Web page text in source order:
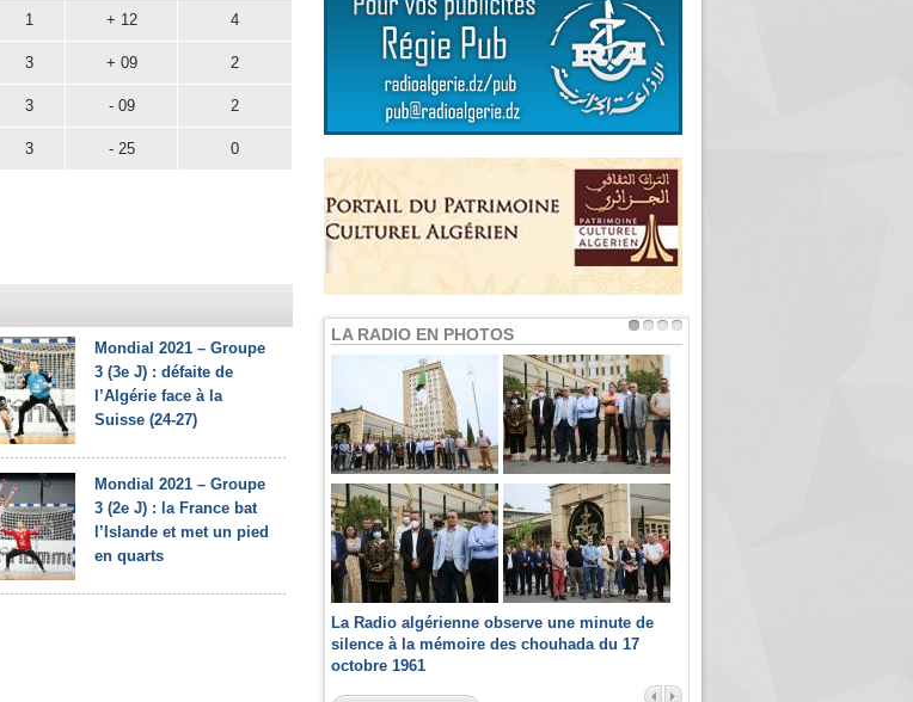
1 + 12 4
3 + 09 2
3 - 09 2
3 - 25 0
Mondial 2021 – Groupe
3 (3e J) : défaite de
l’Algérie face à la
Suisse (24-27)
Mondial 2021 – Groupe
3 (2e J) : la France bat
l’Islande et met un pied
en quarts
LA RADIO EN PHOTOS
La Radio algérienne observe une minute de
silence à la mémoire des chouhada du 17
octobre 1961